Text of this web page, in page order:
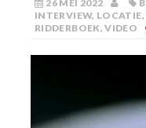
26 MEI 2022
INTERVIEW, LOCATIE,
RIDDERBOEK,VIDEO